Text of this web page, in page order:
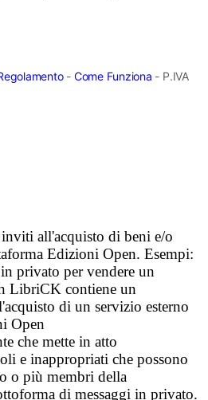
- Come Funziona - P.IVA
all'acquisto di beni e/o
Edizioni Open. Esempi:
privato per vendere un
LibriCK contiene un
di un servizio esterno
Open
che mette in atto
e inappropriati che possono
o più membri della
di messaggi in privato.